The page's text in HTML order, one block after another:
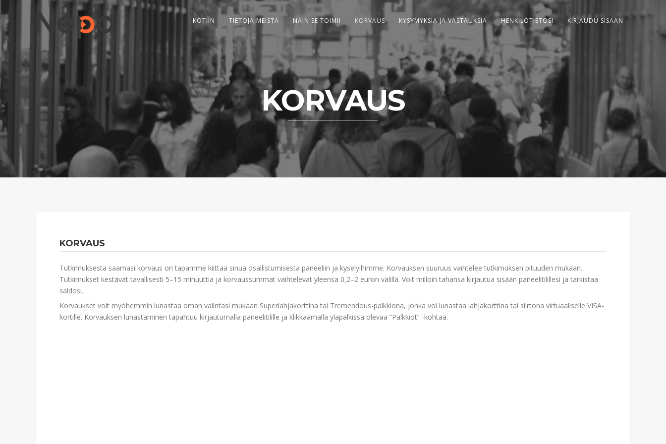
KOTIIN TIETOJA MEISTÄ NÄIN SE TOIMII KORVAUS KYSYMYKSIÄ JA VASTAUKSIA HENKILÖTIETOSI KIRJAUDU SISÄÄN
KORVAUS
KORVAUS
Tutkimuksesta saamasi korvaus on tapamme kiittää sinua osallistumisesta paneeliin ja kyselyihimme. Korvauksen suuruus vaihtelee tutkimuksen pituuden mukaan.
Tutkimukset kestävät tavallisesti 5–15 minuuttia ja korvaussummat vaihtelevat yleensä 0,2–2 euron välillä. Voit milloin tahansa kirjautua sisään paneelitilillesi ja tarkistaa
saldosi.
Korvaukset voit myöhemmin lunastaa oman valintasi mukaan Superlahjakorttina tai Tremendous-palkkiona, jonka voi lunastaa lahjakorttina tai siirtona virtuaaliselle VISA-
kortille. Korvauksen lunastaminen tapahtuu kirjautumalla paneelitilille ja klikkaamalla yläpalkissa olevaa ”Palkkiot” -kohtaa.